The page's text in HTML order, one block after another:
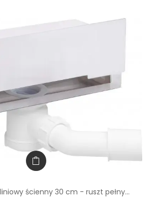
liniowy ścienny 30 cm - ruszt pełny...